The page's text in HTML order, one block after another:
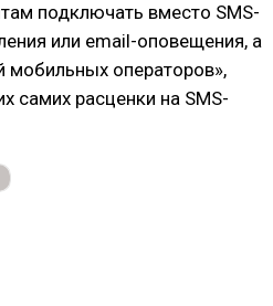
подключать вместо SMS-
или email-оповещения, а
мобильных операторов»,
самих расценки на SMS-